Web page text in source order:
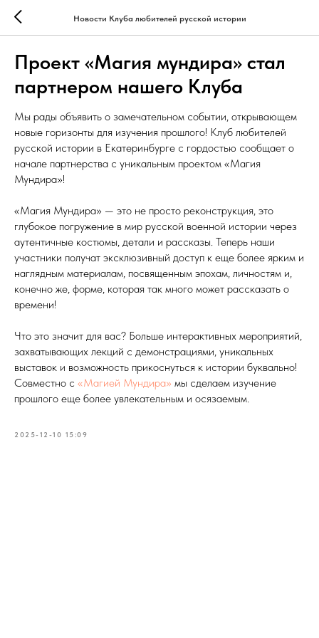
Новости Клуба любителей русской истории
Проект «Магия мундира» стал
партнером нашего Клуба
Мы рады объявить о замечательном событии, открывающем
новые горизонты для изучения прошлого! Клуб любителей
русской истории в Екатеринбурге с гордостью сообщает о
начале партнерства с уникальным проектом «Магия
Мундира»!
«Магия Мундира» — это не просто реконструкция, это
глубокое погружение в мир русской военной истории через
аутентичные костюмы, детали и рассказы. Теперь наши
участники получат эксклюзивный доступ к еще более ярким и
наглядным материалам, посвященным эпохам, личностям и,
конечно же, форме, которая так много может рассказать о
времени!
Что это значит для вас? Больше интерактивных мероприятий,
захватывающих лекций с демонстрациями, уникальных
выставок и возможность прикоснуться к истории буквально!
Совместно с «Магией Мундира» мы сделаем изучение
прошлого еще более увлекательным и осязаемым.
2025-12-10 15:09